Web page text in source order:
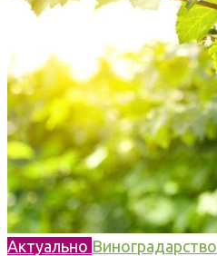
Актуально Виноградарство